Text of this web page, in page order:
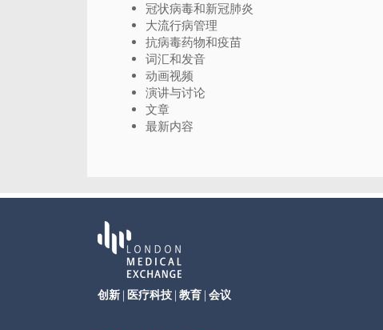
冠状病毒和新冠肺炎
大流行病管理
抗病毒药物和疫苗
词汇和发音
动画视频
演讲与讨论
文章
最新内容
创新 | 医疗科技 | 教育 | 会议